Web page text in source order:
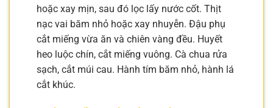
hoặc xay mịn, sau đó lọc lấy nước cốt. Thịt
nạc vai băm nhỏ hoặc xay nhuyễn. Đậu phụ
cắt miếng vừa ăn và chiên vàng đều. Huyết
heo luộc chín, cắt miếng vuông. Cà chua rửa
sạch, cắt múi cau. Hành tím băm nhỏ, hành lá
cắt khúc.